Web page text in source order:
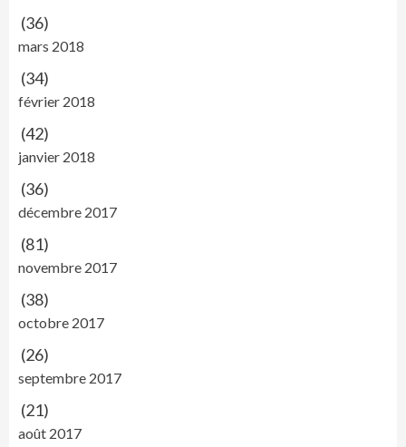
(36)
mars 2018
(34)
février 2018
(42)
janvier 2018
(36)
décembre 2017
(81)
novembre 2017
(38)
octobre 2017
(26)
septembre 2017
(21)
août 2017